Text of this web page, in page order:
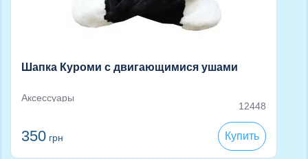
Шапка Куроми с двигающимися ушами
Аксессуары
12448
350 грн Купить